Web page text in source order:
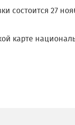
состоится 27
карте